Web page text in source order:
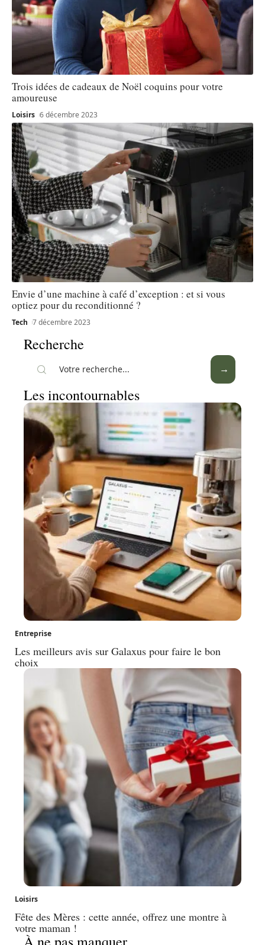
Trois idées de cadeaux de Noël coquins pour votre
amoureuse
Loisirs 6 décembre 2023
Envie d’une machine à café d’exception : et si vous
optiez pour du reconditionné ?
Tech 7 décembre 2023
Recherche
Les incontournables
Entreprise
Les meilleurs avis sur Galaxus pour faire le bon
choix
Loisirs
Fête des Mères : cette année, offrez une montre à
votre maman !